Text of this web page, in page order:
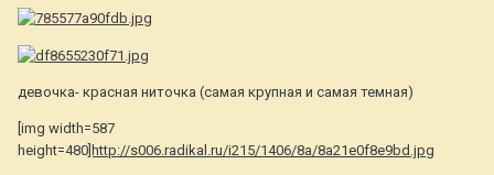
девочка- красная ниточка (самая крупная и самая темная)
[img width=587
height=480 ]http://s006.radikal.ru/i215/1406/8a/8a21e0f8e9bd.jpg